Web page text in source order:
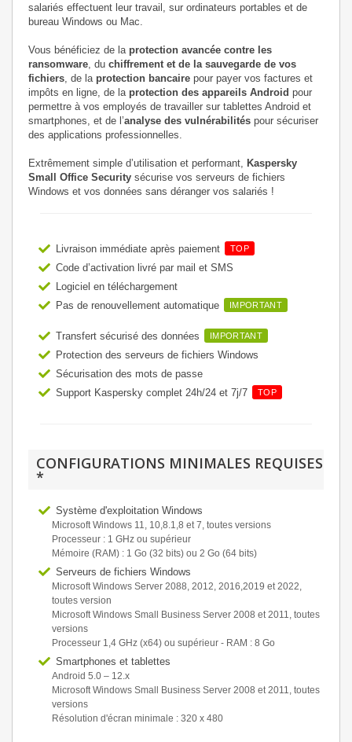
salariés effectuent leur travail, sur ordinateurs portables et de
bureau Windows ou Mac.
Vous bénéficiez de la protection avancée contre les
ransomware, du chiffrement et de la sauvegarde de vos
fichiers, de la protection bancaire pour payer vos factures et
impôts en ligne, de la protection des appareils Android pour
permettre à vos employés de travailler sur tablettes Android et
smartphones, et de l’analyse des vulnérabilités pour sécuriser
des applications professionnelles.
Extrêmement simple d’utilisation et performant, Kaspersky
Small Office Security sécurise vos serveurs de fichiers
Windows et vos données sans déranger vos salariés !
Livraison immédiate après paiement TOP
Code d’activation livré par mail et SMS
Logiciel en téléchargement
Pas de renouvellement automatique
IMPORTANT
Transfert sécurisé des données IMPORTANT
Protection des serveurs de fichiers Windows
Sécurisation des mots de passe
Support Kaspersky complet 24h/24 et 7j/7
TOP
CONFIGURATIONS MINIMALES REQUISES
*
Système d'exploitation Windows
Microsoft Windows 11, 10,8.1,8 et 7, toutes versions
Processeur : 1 GHz ou supérieur
Mémoire (RAM) : 1 Go (32 bits) ou 2 Go (64 bits)
Serveurs de fichiers Windows
Microsoft Windows Server 2088, 2012, 2016,2019 et 2022,
toutes version
Microsoft Windows Small Business Server 2008 et 2011, toutes
versions
Processeur 1,4 GHz (x64) ou supérieur - RAM : 8 Go
Smartphones et tablettes
Android 5.0 – 12.х
Microsoft Windows Small Business Server 2008 et 2011, toutes
versions
Résolution d'écran minimale : 320 x 480